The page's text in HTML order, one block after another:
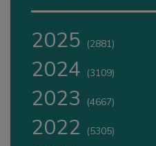
2025 (2881)
2024 (3109)
2023 (4667)
2022 (5305)